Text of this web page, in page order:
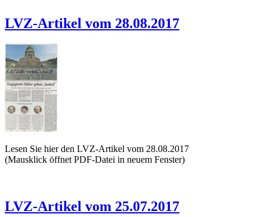
LVZ-Artikel vom 28.08.2017
Lesen Sie hier den LVZ-Artikel vom 28.08.2017
(Mausklick öffnet PDF-Datei in neuem Fenster)
LVZ-Artikel vom 25.07.2017